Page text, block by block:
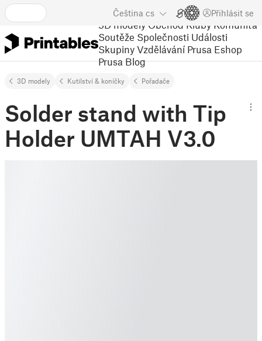
Čeština cs Přihlásit se
3D modely Obchod Kluby Komunita
Soutěže Společnosti Události
Skupiny Vzdělávání Prusa Eshop
Prusa Blog
3D modely Kutilství & koníčky Pořadače
Solder stand with Tip
Holder UMTAH V3.0